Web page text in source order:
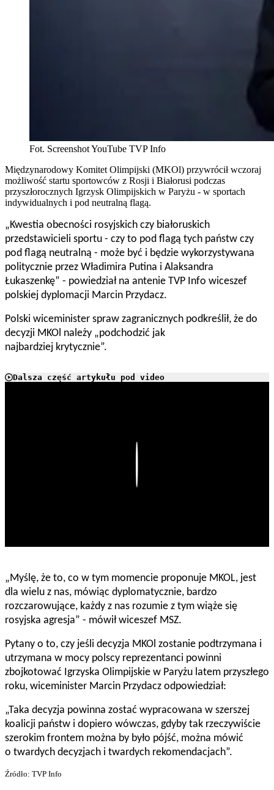
Fot. Screenshot YouTube TVP Info
Międzynarodowy Komitet Olimpijski (MKOl) przywrócił wczoraj
możliwość startu sportowców z Rosji i Białorusi podczas
przyszłorocznych Igrzysk Olimpijskich w Paryżu - w sportach
indywidualnych i pod neutralną flagą.
„Kwestia obecności rosyjskich czy białoruskich
przedstawicieli sportu - czy to pod flagą tych państw czy
pod flagą neutralną - może być i będzie wykorzystywana
politycznie przez Władimira Putina i Alaksandra
Łukaszenkę” - powiedział na antenie TVP Info wiceszef
polskiej dyplomacji Marcin Przydacz.
Polski wiceminister spraw zagranicznych podkreślił, że do
decyzji MKOl należy „podchodzić jak
najbardziej krytycznie”.
Dalsza część artykułu pod video
„Myślę, że to, co w tym momencie proponuje MKOL, jest
dla wielu z nas, mówiąc dyplomatycznie, bardzo
rozczarowujące, każdy z nas rozumie z tym wiąże się
rosyjska agresja” - mówił wiceszef MSZ.
Pytany o to, czy jeśli decyzja MKOl zostanie podtrzymana i
utrzymana w mocy polscy reprezentanci powinni
zbojkotować Igrzyska Olimpijskie w Paryżu latem przyszłego
roku, wiceminister Marcin Przydacz odpowiedział:
„Taka decyzja powinna zostać wypracowana w szerszej
koalicji państw i dopiero wówczas, gdyby tak rzeczywiście
szerokim frontem można by było pójść, można mówić
o twardych decyzjach i twardych rekomendacjach”.
Źródło: TVP Info